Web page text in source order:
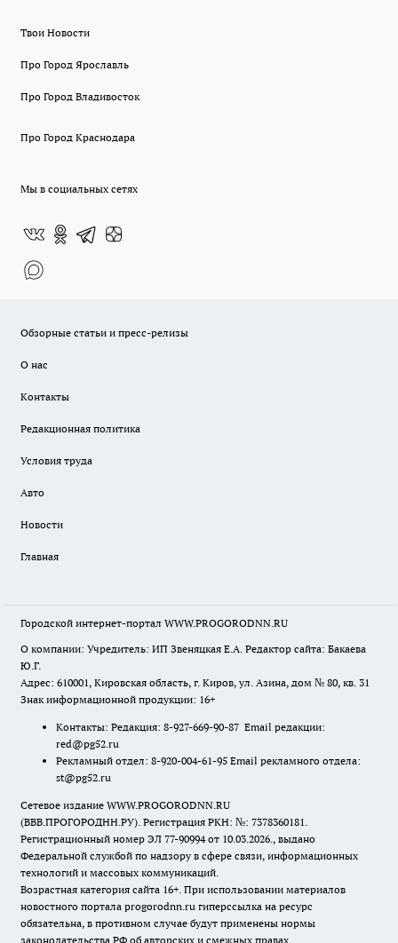
Твои Новости
Про Город Ярославль
Про Город Владивосток
Про Город Краснодара
Мы в социальных сетях
Обзорные статьи и пресс-релизы
О нас
Контакты
Редакционная политика
Условия труда
Авто
Новости
Главная
Городской интернет-портал WWW.PROGORODNN.RU
О компании: Учредитель: ИП Звеняцкая Е.А. Редактор сайта: Бакаева
Ю.Г.
Адрес: 610001, Кировская область, г. Киров, ул. Азина, дом № 80, кв. 31
Знак информационной продукции: 16+
Контакты: Редакция: 8-927-669-90-87 Email редакции:
red@pg52.ru
Рекламный отдел: 8-920-004-61-95 Email рекламного отдела:
st@pg52.ru
Сетевое издание WWW.PROGORODNN.RU
(ВВВ.ПРОГОРОДНН.РУ). Регистрация РКН: №: 7378360181.
Регистрационный номер ЭЛ 77-90994 от 10.03.2026., выдано
Федеральной службой по надзору в сфере связи, информационных
технологий и массовых коммуникаций.
Возрастная категория сайта 16+. При использовании материалов
новостного портала progorodnn.ru гиперссылка на ресурс
обязательна, в противном случае будут применены нормы
законодательства РФ об авторских и смежных правах.